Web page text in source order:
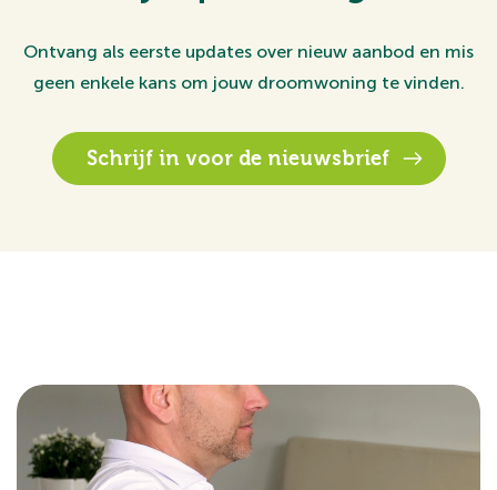
Ontvang als eerste updates over nieuw aanbod en mis
geen enkele kans om jouw droomwoning te vinden.
Schrijf in voor de nieuwsbrief